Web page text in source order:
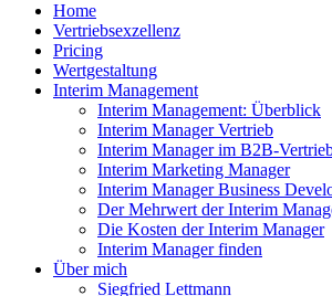
Home
Vertriebsexzellenz
Pricing
Wertgestaltung
Interim Management
Interim Management: Überblick
Interim Manager Vertrieb
Interim Manager im B2B-
Interim Marketing Manager
Interim Manager Business
Der Mehrwert der Interim
Die Kosten der Interim Manager
Interim Manager finden
Über mich
Siegfried Lettmann